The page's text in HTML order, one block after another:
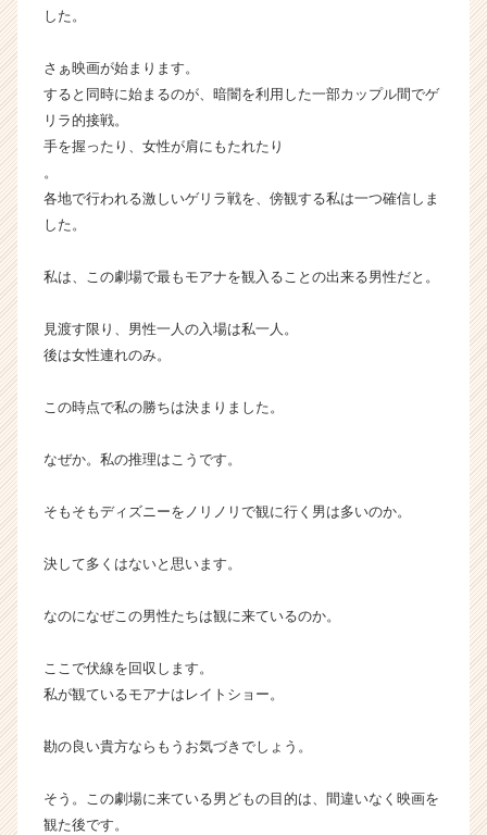
h
e
r
r）
した。
さぁ映画が始まります。
すると同時に始まるのが、暗闇を利用した一部カップル間でゲ
リラ的接戦。
手を握ったり、女性が肩にもたれたり
。
各地で行われる激しいゲリラ戦を、傍観する私は一つ確信しま
した。
私は、この劇場で最もモアナを観入ることの出来る男性だと。
見渡す限り、男性一人の入場は私一人。
後は女性連れのみ。
この時点で私の勝ちは決まりました。
なぜか。私の推理はこうです。
そもそもディズニーをノリノリで観に行く男は多いのか。
決して多くはないと思います。
なのになぜこの男性たちは観に来ているのか。
ここで伏線を回収します。
私が観ているモアナはレイトショー。
勘の良い貴方ならもうお気づきでしょう。
そう。この劇場に来ている男どもの目的は、間違いなく映画を
観た後です。